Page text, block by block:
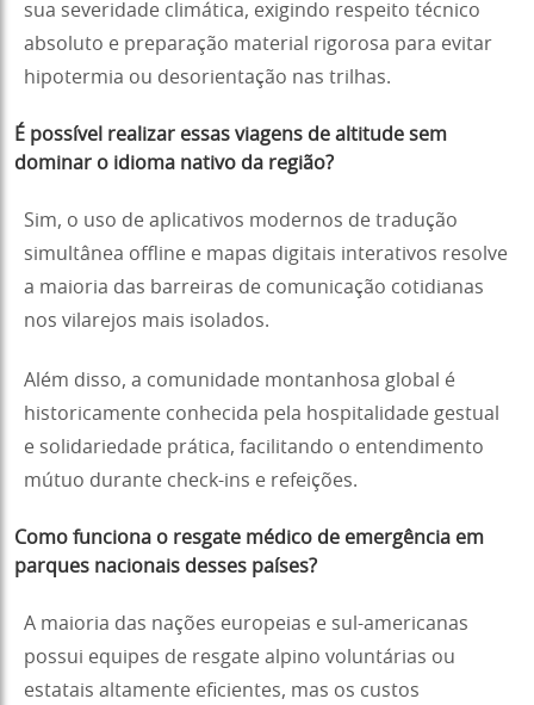
sua severidade climática, exigindo respeito técnico
absoluto e preparação material rigorosa para evitar
hipotermia ou desorientação nas trilhas.
É possível realizar essas viagens de altitude sem
dominar o idioma nativo da região?
Sim, o uso de aplicativos modernos de tradução
simultânea offline e mapas digitais interativos resolve
a maioria das barreiras de comunicação cotidianas
nos vilarejos mais isolados.
Além disso, a comunidade montanhosa global é
historicamente conhecida pela hospitalidade gestual
e solidariedade prática, facilitando o entendimento
mútuo durante check-ins e refeições.
Como funciona o resgate médico de emergência em
parques nacionais desses países?
A maioria das nações europeias e sul-americanas
possui equipes de resgate alpino voluntárias ou
estatais altamente eficientes, mas os custos